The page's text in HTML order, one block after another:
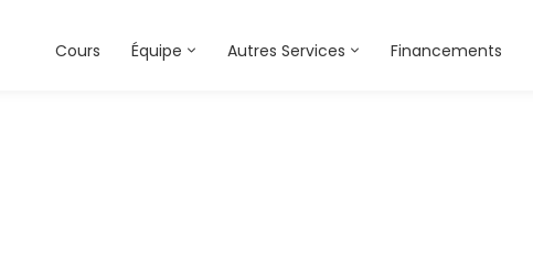
Cours Équipe Autres Services Financements